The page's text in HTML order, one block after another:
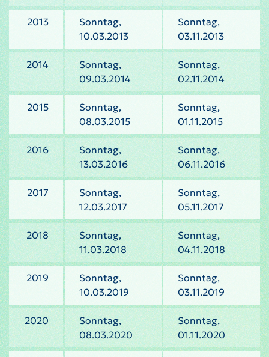
2013
Sonntag,
10.03.2013
Sonntag,
03.11.2013
2014
Sonntag,
09.03.2014
Sonntag,
02.11.2014
2015
Sonntag,
08.03.2015
Sonntag,
01.11.2015
2016
Sonntag,
13.03.2016
Sonntag,
06.11.2016
2017
Sonntag,
12.03.2017
Sonntag,
05.11.2017
2018
Sonntag,
11.03.2018
Sonntag,
04.11.2018
2019
Sonntag,
10.03.2019
Sonntag,
03.11.2019
2020
Sonntag,
08.03.2020
Sonntag,
01.11.2020